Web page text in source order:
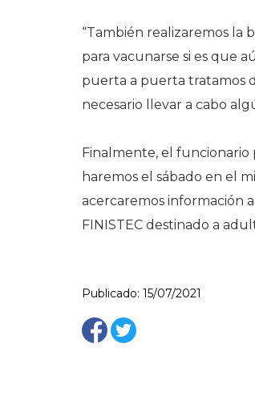
“También realizaremos la
para vacunarse si es que
puerta a puerta tratamos
necesario llevar a cabo
Finalmente, el funcionario
haremos el sábado en el
acercaremos información
FINISTEC destinado a
Publicado: 15/07/2021